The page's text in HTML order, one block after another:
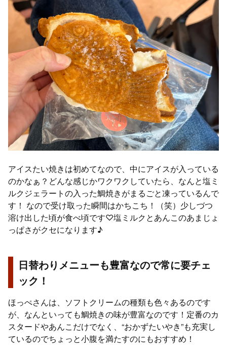
アイスたい焼きは初めてなので、中にアイスが入っている
のかなぁ？どんな感じかワクワクしていたら、なんと塩ミ
ルクジェラートの入った鯛焼きがまるごと凍っているんで
す！ なので受け取った瞬間はかちこち！（笑）少しづつ
溶け出した頃が食べ頃です♡塩ミルクとあんこのあまじょ
っぱさがクセになります♪
日替わりメニューも豊富なので常に要チェ
ック！
ほっぺさんは、ソフトクリームの種類も色々あるのです
が、なんといっても鯛焼きの味が豊富なのです！定番のカ
スタードやあんこだけでなく、“おかずたいやき”も充実し
ているのでちょっと小腹を満たすのにもおすすめ！